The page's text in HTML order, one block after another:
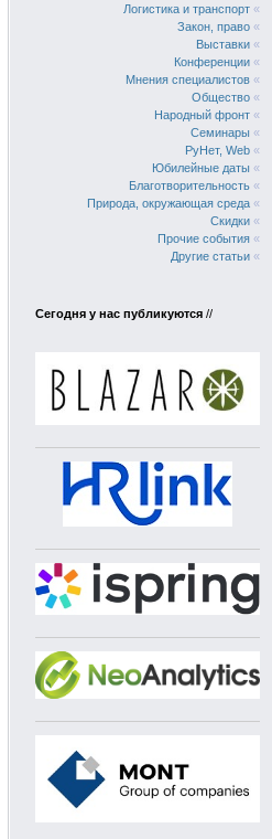
Логистика и транспорт «
Закон, право «
Выставки «
Конференции «
Мнения специалистов «
Общество «
Народный фронт «
Семинары «
РуНет, Web «
Юбилейные даты «
Благотворительность «
Природа, окружающая среда «
Скидки «
Прочие события «
Другие статьи «
Сегодня у нас публикуются //